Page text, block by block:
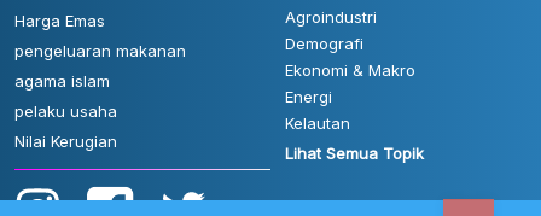
Harga Emas
pengeluaran makanan
agama islam
pelaku usaha
Nilai Kerugian
Agroindustri
Demografi
Ekonomi & Makro
Energi
Kelautan
Lihat Semua Topik